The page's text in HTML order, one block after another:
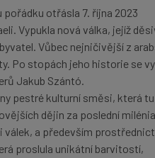
otřásla 7. října 2023
Vypukla nová válka, jejíž
Vůbec nejničivější z
Po stopách jeho historie se
Jakub Szántó.
pestré kulturní směsi, která
dějin za poslední milénia
válek, a především
proslula unikátní barvitostí,